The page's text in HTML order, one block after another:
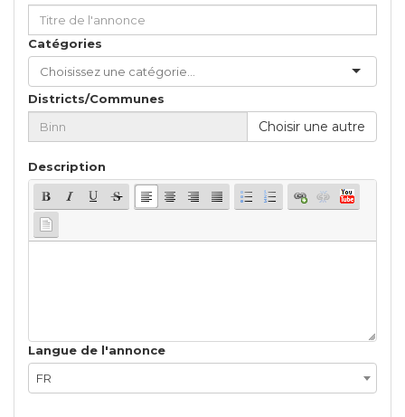
Catégories
Districts/Communes
Choisir une autre
Description
Langue de l'annonce
FR